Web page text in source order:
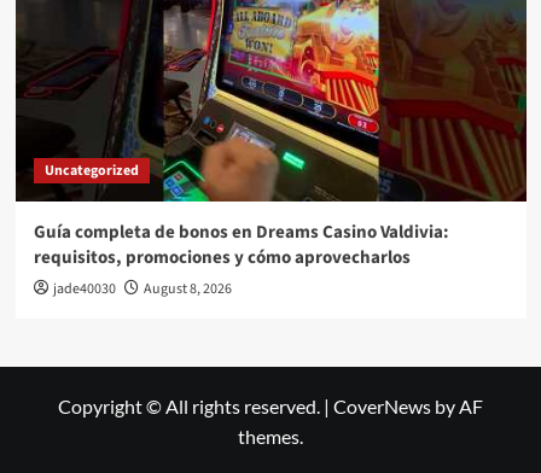
Uncategorized
Guía completa de bonos en Dreams Casino Valdivia:
requisitos, promociones y cómo aprovecharlos​
jade40030 August 8, 2026
Copyright © All rights reserved. | CoverNews by AF
themes.